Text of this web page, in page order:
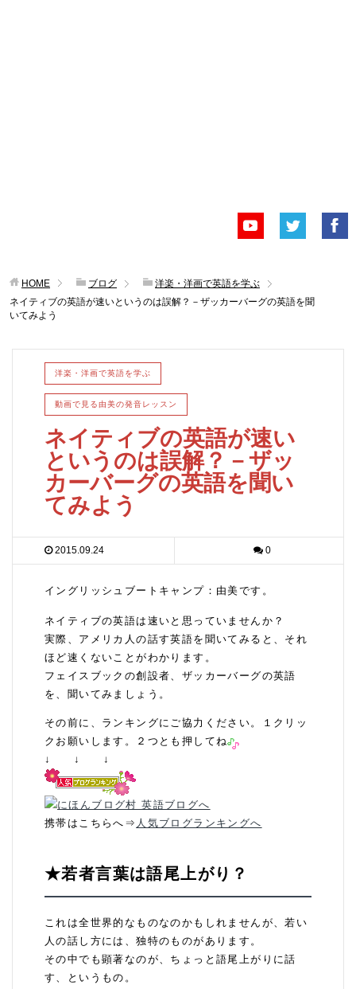
HOME ブログ
洋楽・洋画で英語を学ぶ
ネイティブの英語が速いというのは誤解？－ザッカーバーグの英語を聞
いてみよう
洋楽・洋画で英語を学ぶ
動画で見る由美の発音レッスン
ネイティブの英語が速い
というのは誤解？－ザッ
カーバーグの英語を聞い
てみよう
2015.09.24 0
イングリッシュブートキャンプ：由美です。
ネイティブの英語は速いと思っていませんか？
実際、アメリカ人の話す英語を聞いてみると、それ
ほど速くないことがわかります。
フェイスブックの創設者、ザッカーバーグの英語
を、聞いてみましょう。
その前に、ランキングにご協力ください。１クリッ
クお願いします。２つとも押してね
↓ ↓ ↓
携帯はこちらへ⇒ 人気ブログランキングへ
★若者言葉は語尾上がり？
これは全世界的なものなのかもしれませんが、若い
人の話し方には、独特のものがあります。
その中でも顕著なのが、ちょっと語尾上がりに話
す、というもの。